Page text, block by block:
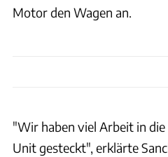
Motor den Wagen an.
"Wir haben viel Arbeit in
Unit gesteckt", erklärte